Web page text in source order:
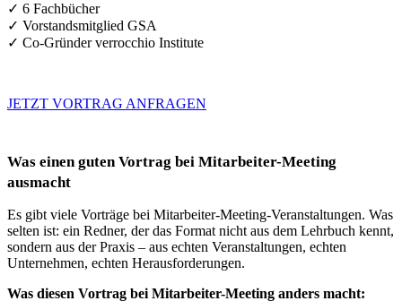
✓ 6 Fachbücher
✓ Vorstandsmitglied GSA
✓ Co-Gründer verrocchio Institute
JETZT VORTRAG ANFRAGEN
Was einen guten Vortrag bei Mitarbeiter-Meeting
ausmacht
Es gibt viele Vorträge bei Mitarbeiter-Meeting-Veranstaltungen. Was
selten ist: ein Redner, der das Format nicht aus dem Lehrbuch kennt,
sondern aus der Praxis – aus echten Veranstaltungen, echten
Unternehmen, echten Herausforderungen.
Was diesen Vortrag bei Mitarbeiter-Meeting anders macht: